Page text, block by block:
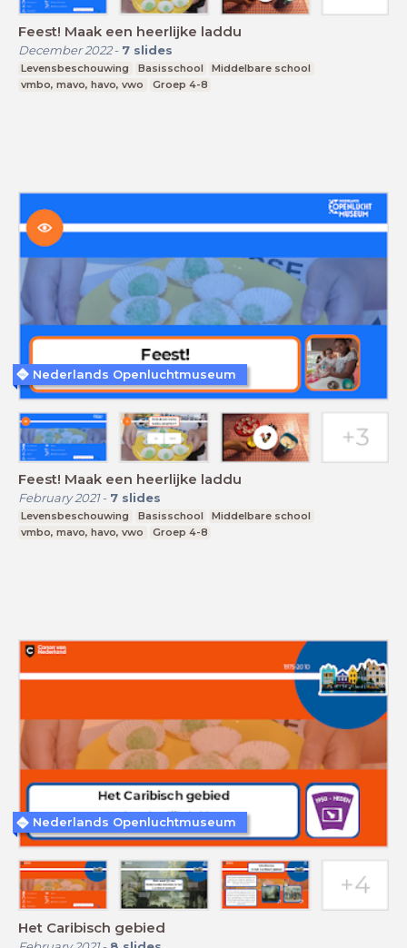
Feest! Maak een heerlijke laddu
December 2022- 7 slides
Levensbeschouwing Basisschool
Middelbare school
vmbo, mavo, havo, vwo
Groep 4-8
Feest! Maak een heerlijke laddu
February 2021- 7 slides
Levensbeschouwing Basisschool
Middelbare school
vmbo, mavo, havo, vwo
Groep 4-8
Nederlands Openluchtmuseum
Het Caribisch gebied
Nederlands Openluchtmuseum